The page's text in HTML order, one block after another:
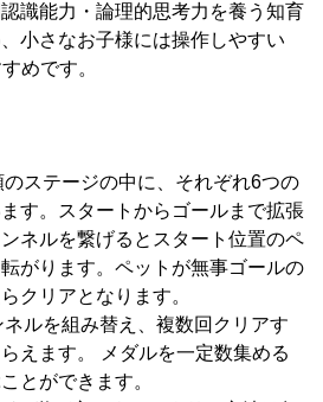
識能力・論理的思考力を養う知育
小さなお子様には操作しやすい
めです。
ステージの中に、それぞれ6つの
す。スタートからゴールまで拡張
ネルを繋げるとスタート位置のペ
がります。ペットが無事ゴールの
クリアとなります。
ルを組み替え、複数回クリアす
えます。 メダルを一定数集める
とができます。